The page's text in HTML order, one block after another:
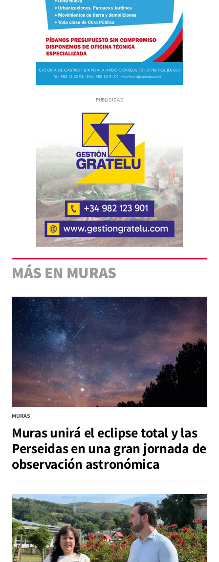
MÁS EN MURAS
MURAS
Muras unirá el eclipse total y las
Perseidas en una gran jornada de
observación astronómica